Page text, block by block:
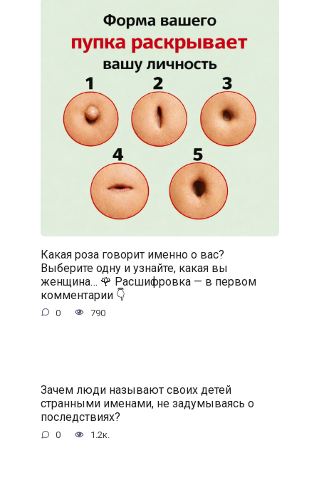
Какая роза говорит именно о вас?
Выберите одну и узнайте, какая вы
женщина… 🌹 Расшифровка — в первом
комментарии 👇
0 790
Зачем люди называют своих детей
странными именами, не задумываясь о
последствиях?
0 1.2к.